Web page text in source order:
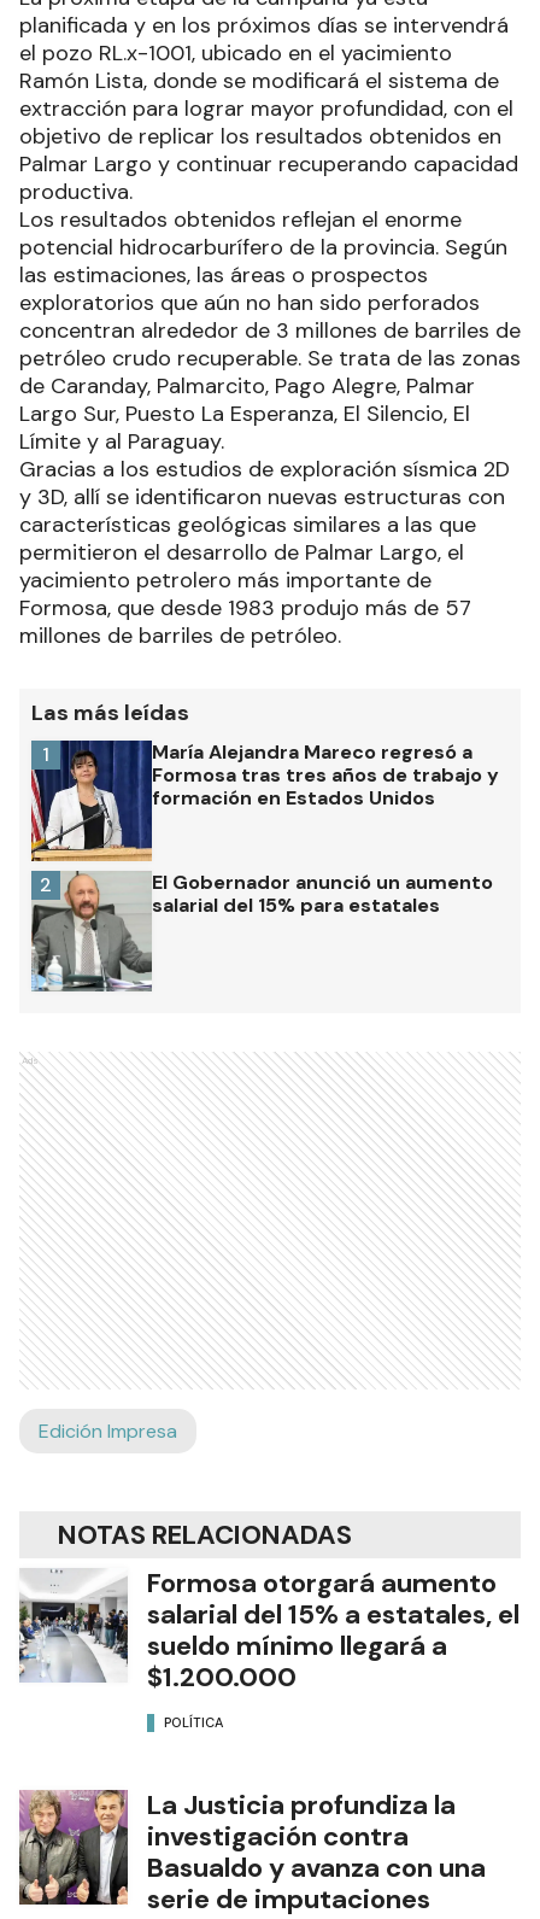
planificada y en los próximos días se intervendrá
el pozo RL.x-1001, ubicado en el yacimiento
Ramón Lista, donde se modificará el sistema de
extracción para lograr mayor profundidad, con el
objetivo de replicar los resultados obtenidos en
Palmar Largo y continuar recuperando capacidad
productiva.
Los resultados obtenidos reflejan el enorme
potencial hidrocarburífero de la provincia. Según
las estimaciones, las áreas o prospectos
exploratorios que aún no han sido perforados
concentran alrededor de 3 millones de barriles de
petróleo crudo recuperable. Se trata de las zonas
de Caranday, Palmarcito, Pago Alegre, Palmar
Largo Sur, Puesto La Esperanza, El Silencio, El
Límite y al Paraguay.
Gracias a los estudios de exploración sísmica 2D
y 3D, allí se identificaron nuevas estructuras con
características geológicas similares a las que
permitieron el desarrollo de Palmar Largo, el
yacimiento petrolero más importante de
Formosa, que desde 1983 produjo más de 57
millones de barriles de petróleo.
Las más leídas
María Alejandra Mareco regresó a
Formosa tras tres años de trabajo y
formación en Estados Unidos
1
El Gobernador anunció un aumento
salarial del 15% para estatales
2
Ads
Edición Impresa
NOTAS RELACIONADAS
Formosa otorgará aumento
salarial del 15% a estatales, el
sueldo mínimo llegará a
$1.200.000
POLÍTICA
La Justicia profundiza la
investigación contra
Basualdo y avanza con una
serie de imputaciones